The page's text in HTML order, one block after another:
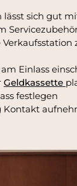
lässt sich gut
Einlass
Geldkassette
festlegen
Kontakt